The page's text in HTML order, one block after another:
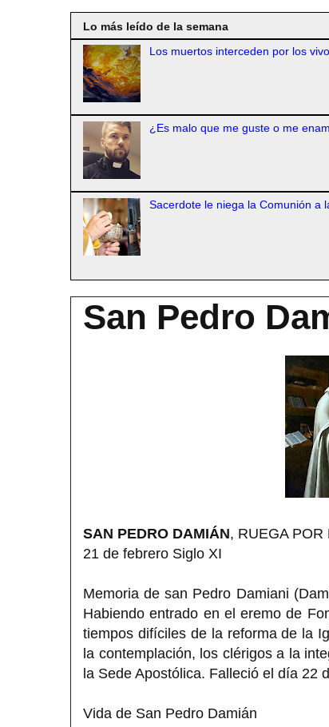
Lo más leído de la semana
Los muertos interceden por los
¿Es malo que me guste o me
Sacerdote le niega la Comunión a
San Pedro
SAN PEDRO DAMIÁN, RUEGA POR
21 de febrero Siglo XI
Memoria de san Pedro Damiani
Habiendo entrado en el eremo de
tiempos difíciles de la reforma de la
la contemplación, los clérigos a la
la Sede Apostólica. Falleció el día 22
Vida de San Pedro Damián